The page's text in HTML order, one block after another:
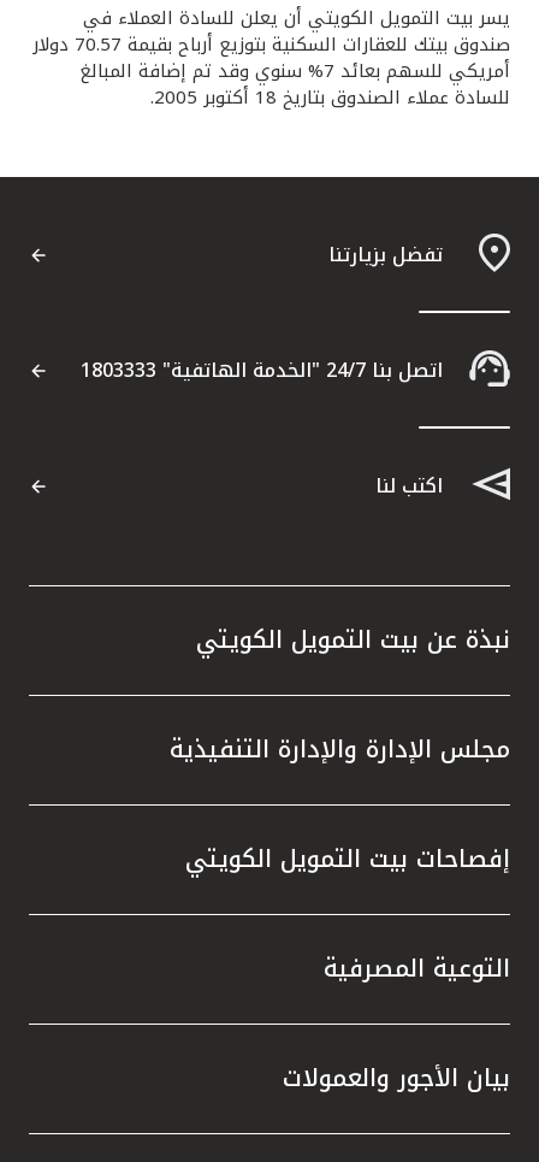
القنوات المصرفية
أدوات وخدمات
خدمات ما بعد البيع
اتصل بنا
ماليزيا
مملكة البحرين
يسر بيت التمويل الكويتي أن يعلن للسادة العملاء في
صندوق بيتك للعقارات السكنية بتوزيع أرباح بقيمة 70.57 دولار
أمريكي للسهم بعائد 7% سنوي وقد تم إضافة المبالغ
للسادة عملاء الصندوق بتاريخ 18 أكتوبر 2005.
تفضل بزيارتنا
اتصل بنا 24/7 "الخدمة الهاتفية" 1803333
اكتب لنا
نبذة عن بيت التمويل الكويتي
مجلس الإدارة والإدارة التنفيذية
إفصاحات بيت التمويل الكويتي
التوعية المصرفية
بيان الأجور والعمولات